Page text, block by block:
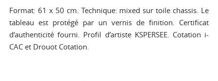
Format: 61 x 50 cm. Technique: mixed sur toile chassis. Le
tableau est protégé par un vernis de finition. Certificat
d’authenticité fourni. Profil d’artiste KSPERSEE. Cotation i-
CAC et Drouot Cotation.